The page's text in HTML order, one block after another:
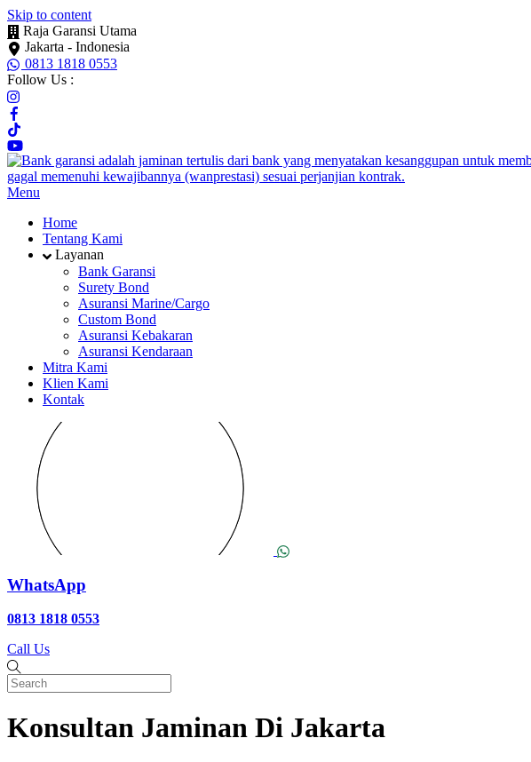
Skip to content
Raja Garansi Utama
Jakarta - Indonesia
0813 1818 0553
Follow Us :
Menu
Home
Tentang Kami
Layanan
Bank Garansi
Surety Bond
Asuransi Marine/Cargo
Custom Bond
Asuransi Kebakaran
Asuransi Kendaraan
Mitra Kami
Klien Kami
Kontak
WhatsApp
0813 1818 0553
Call Us
Konsultan Jaminan Di Jakarta